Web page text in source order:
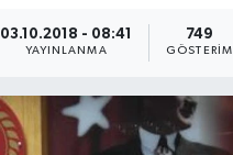
03.10.2018 - 08:41
YAYINLANMA
749
GÖSTERIM